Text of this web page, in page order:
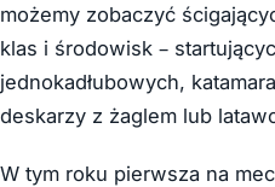
możemy zobaczyć
klas i środowisk –
jednokadłubowych,
deskarzy z żaglem lub
W tym roku pierwsza na